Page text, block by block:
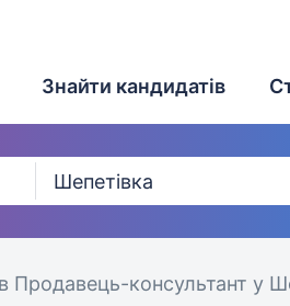
Знайти кандидатів
Продавець-консультант у